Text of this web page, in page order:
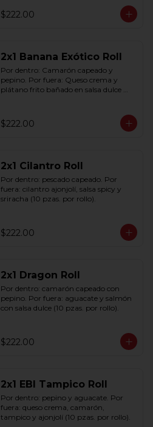
$222.00
2x1 Banana Exótico Roll
Por dentro: Camarón capeado y
pepino. Por fuera: Queso crema y
plátano frito bañado en salsa dulce
$222.00
2x1 Cilantro Roll
Por dentro: pescado capeado. Por
fuera: cilantro ajonjolí, salsa spicy y
sriracha (10 pzas. por rollo).
$222.00
2x1 Dragon Roll
Por dentro: camarón capeado con
pepino. Por fuera: aguacate y salmón
con salsa dulce (10 pzas. por rollo).
$222.00
2x1 EBI Tampico Roll
Por dentro: pepino y aguacate. Por
fuera: queso crema, camarón,
tampico y ajonjolí (10 pzas. por rollo).